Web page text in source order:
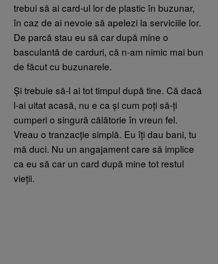
trebui să ai card-ul lor de plastic în buzunar,
în caz de ai nevoie să apelezi la serviciile lor.
De parcă stau eu să car după mine o
basculantă de carduri, că n-am nimic mai bun
de făcut cu buzunarele.
Și trebuie să-l ai tot timpul după tine. Că dacă
l-ai uitat acasă, nu e ca și cum poți să-ți
cumperi o singură călătorie în vreun fel.
Vreau o tranzacție simplă. Eu îți dau bani, tu
mă duci. Nu un angajament care să implice
ca eu să car un card după mine tot restul
vieții.